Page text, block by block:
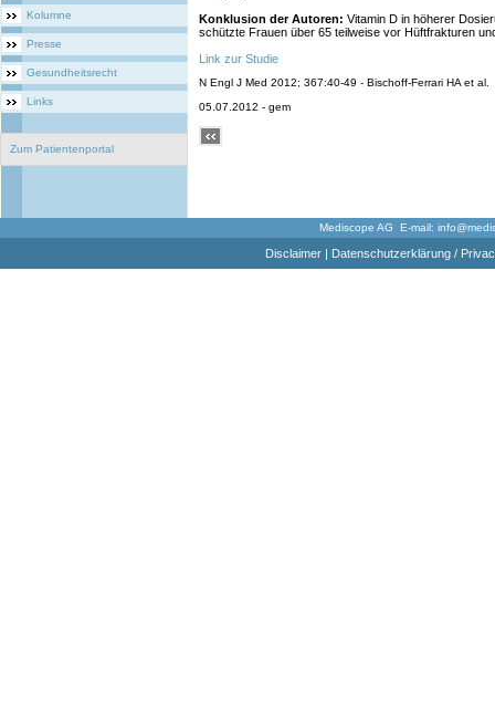
Kolumne
Presse
Gesundheitsrecht
Links
Zum Patientenportal
Konklusion der Autoren: Vitamin D in höherer
schützte Frauen über 65 teilweise vor Hüftfrakturen
Link zur Studie
N Engl J Med 2012; 367:40-49 - Bischoff-Ferrari HA et al.
05.07.2012 - gem
Mediscope AG E-mail:
Disclaimer| Datenschutzerklärung /